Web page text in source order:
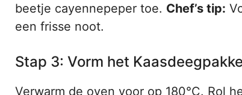
beetje cayennepeper toe. Chef’s tip:
een frisse noot.
Stap 3: Vorm het
Verwarm de oven voor op 180°C. Rol